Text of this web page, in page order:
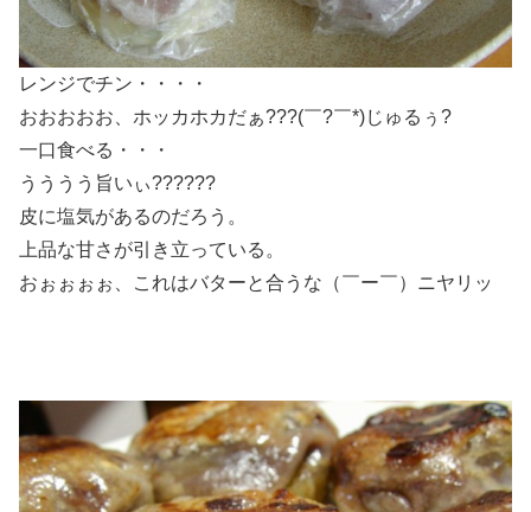
レンジでチン・・・・
おおおおお、ホッカホカだぁ???(￣?￣*)じゅるぅ?
一口食べる・・・
うううう旨いぃ??????
皮に塩気があるのだろう。
上品な甘さが引き立っている。
おぉぉぉぉ、これはバターと合うな（￣ー￣）ニヤリッ